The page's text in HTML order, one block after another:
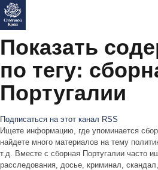
Показать
по тегу:
Португалии
Подписаться на этот канал RSS
Ищете информацию, где упоминается
найдете много материалов на тему
т.д. Вместе с сборная Португалии часто
расследования, досье, криминал,